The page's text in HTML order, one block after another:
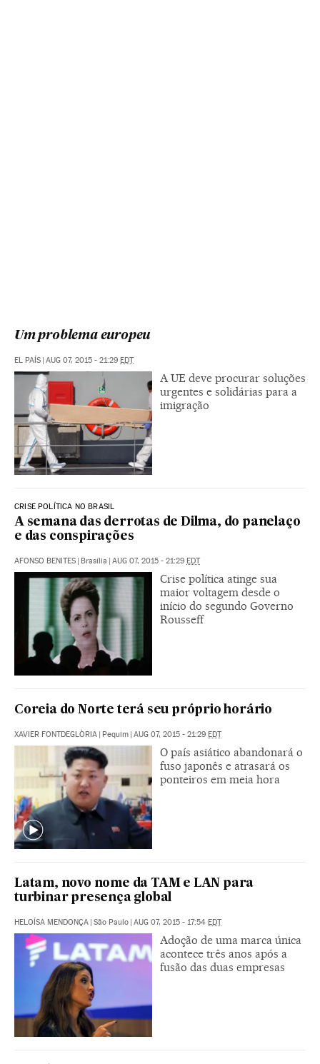
Um problema europeu
EL PAÍS AUG 07, 2015 - 21:29 EDT
A UE deve procurar soluções
urgentes e solidárias para a
imigração
CRISE POLÍTICA NO BRASIL
A semana das derrotas de Dilma, do panelaço
e das conspirações
AFONSO BENITES Brasília AUG 07, 2015 - 21:29 EDT
Crise política atinge sua
maior voltagem desde o
início do segundo Governo
Rousseff
Coreia do Norte terá seu próprio horário
XAVIER FONTDEGLÒRIA | Pequim | AUG 07, 2015 - 21:29 EDT
O país asiático abandonará o
fuso japonês e atrasará os
ponteiros em meia hora
Latam, novo nome da TAM e LAN para
turbinar presença global
HELOÍSA MENDONÇA | São Paulo | AUG 07, 2015 - 17:54 EDT
Adoção de uma marca única
acontece três anos após a
fusão das duas empresas